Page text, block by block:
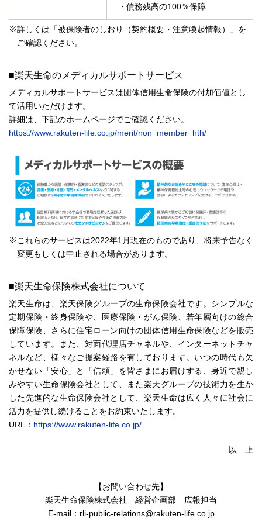
・債務残高の100％保障
※詳しくは「被保険者のしおり（契約概要・注意喚起情報）」を
ご確認ください。
■楽天生命のメディカルサポートサービス
メディカルサポートサービスは団体信用生命保険の付加価値とし
て活用いただけます。
詳細は、下記のホームページでご確認ください。
https://www.rakuten-life.co.jp/merit/non_member_hth/
※これらのサービスは2022年1月現在のものであり、将来予告なく
変更もしくは中止される場合があります。
■楽天生命保険株式会社について
楽天生命は、楽天保険グループの生命保険会社です。シンプルな
定期保険・終身保険や、医療保険・がん保険、若年層向けの総合
保障保険、さらに住宅ローン向けの団体信用生命保険などを販売
しています。また、対面代理店チャネルや、インターネットチャ
ネルなど、様々なご提案経路を有しております。いつの時代も欠
かせない「安心」と「信頼」を皆さまにお届けする、身近で親し
みやすい生命保険会社として、また楽天グループの技術力を生か
した先進的な生命保険会社として、楽天生命は広く人々に社会に
活力を提供し続けることをお約束いたします。
URL： https://www.rakuten-life.co.jp/
以 上
【お問い合わせ先】
楽天生命保険株式会社 経営企画部 広報担当
E-mail：rli-public-relations@rakuten-life.co.jp